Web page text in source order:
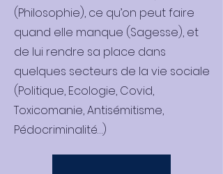
(Philosophie), ce qu’on peut faire
quand elle manque (Sagesse), et
de lui rendre sa place dans
quelques secteurs de la vie sociale
(Politique, Ecologie, Covid,
Toxicomanie, Antisémitisme,
Pédocriminalité…)